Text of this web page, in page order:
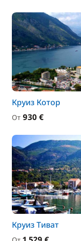
Круиз Котор
От 930 €
Круиз Тиват